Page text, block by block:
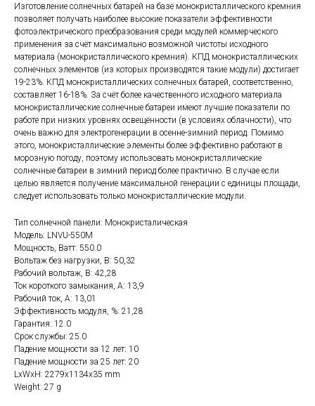
Изготовление солнечных батарей на базе монокристаллического кремния
позволяет получать наиболее высокие показатели эффективности
фотоэлектрического преобразования среди модулей коммерческого
применения за счёт максимально возможной чистоты исходного
материала (монокристаллического кремния). КПД монокристаллических
солнечных элементов (из которых производятся такие модули) достигает
19-23%. КПД монокристаллических солнечных батарей, соответственно,
составляет 16-18%. За счёт более качественного исходного материала
монокристаллические солнечные батареи имеют лучшие показатели по
работе при низких уровнях освещённости (в условиях облачности), что
очень важно для электрогенерации в осенне-зимний период. Помимо
этого, монокристаллические элементы более эффективно работают в
морозную погоду, поэтому использовать монокристаллические
солнечные батареи в зимний период более практично. В случае если
целью является получение максимальной генерации с единицы площади,
следует использовать только монокристаллические модули.
Тип солнечной панели: Монокристалическая
Модель: LNVU-550M
Мощность, Ватт: 550.0
Вольтаж без нагрузки, В: 50,32
Рабочий вольтаж, В: 42,28
Ток короткого замыкания, А: 13,9
Рабочий ток, А: 13,01
Эффективность модуля, %: 21,28
Гарантия: 12.0
Срок службы: 25.0
Падение мощности за 12 лет: 10
Падение мощности за 25 лет: 20
LxWxH: 2279x1134x35 mm
Weight: 27 g